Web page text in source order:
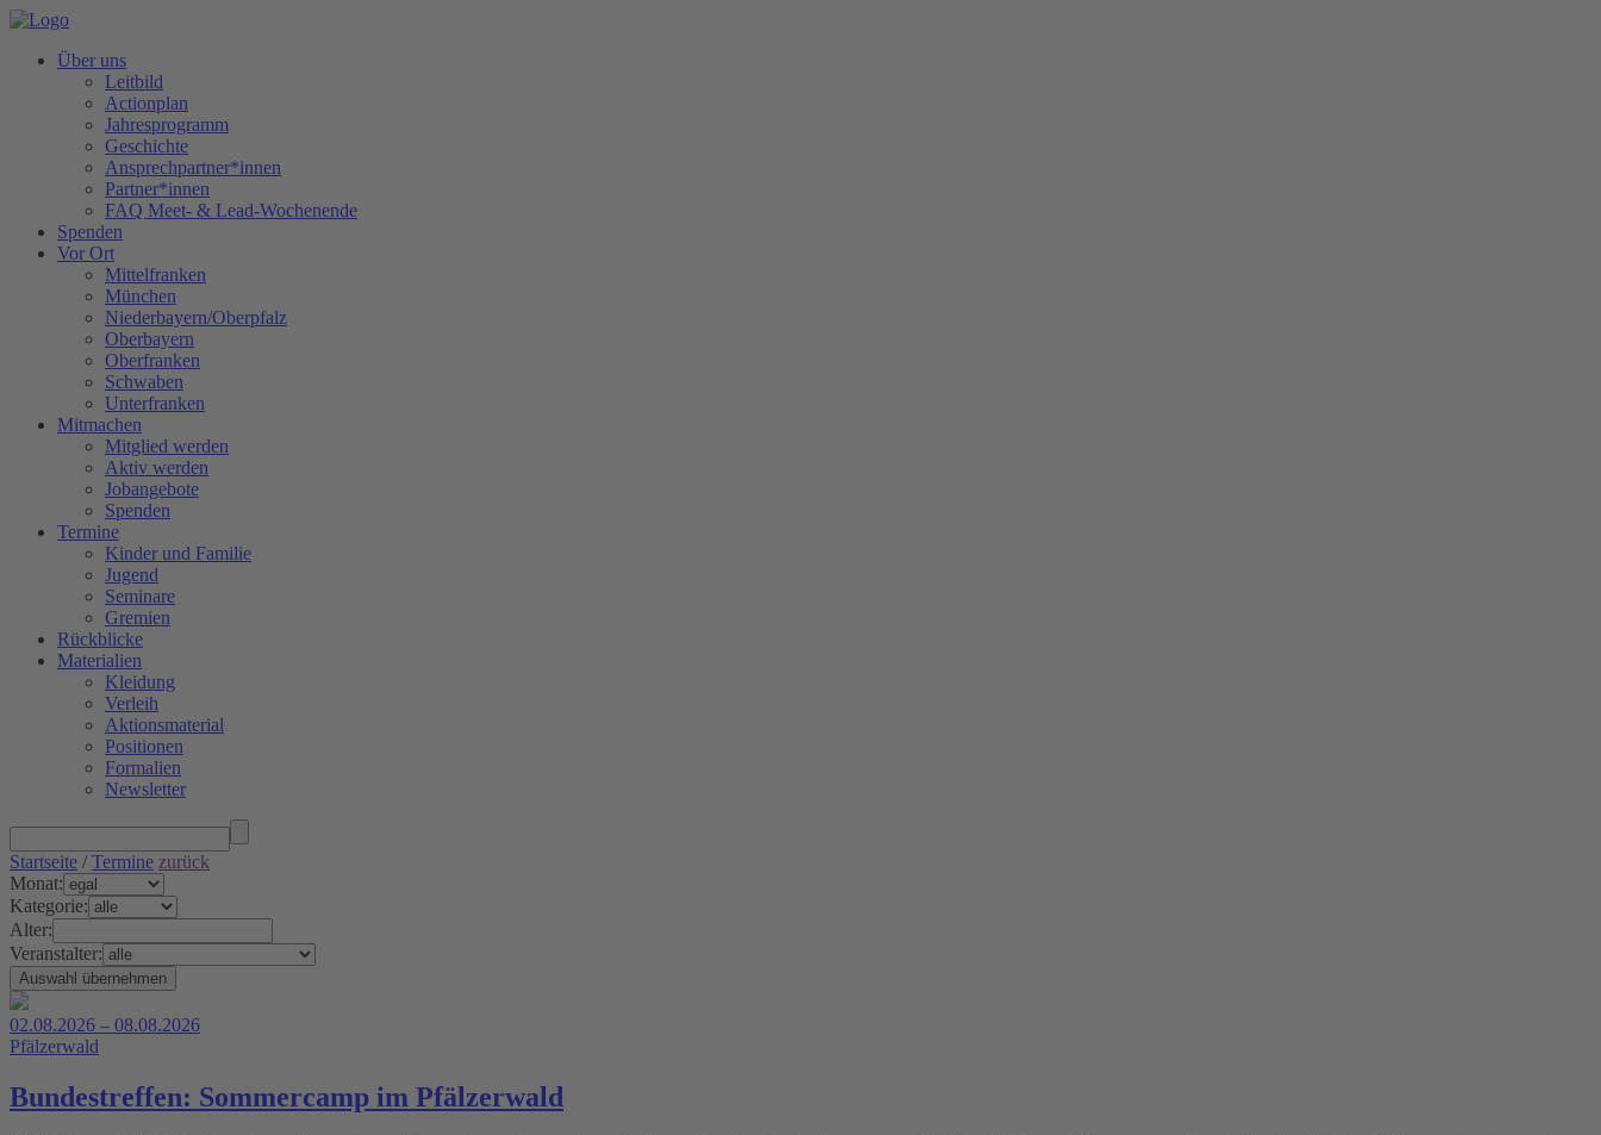
Über uns
Leitbild
Actionplan
Jahresprogramm
Geschichte
Ansprechpartner*innen
Partner*innen
FAQ Meet- & Lead-Wochenende
Spenden
Vor Ort
Mittelfranken
München
Niederbayern/Oberpfalz
Oberbayern
Oberfranken
Schwaben
Unterfranken
Mitmachen
Mitglied werden
Aktiv werden
Jobangebote
Spenden
Termine
Kinder und Familie
Jugend
Seminare
Gremien
Rückblicke
Materialien
Kleidung
Verleih
Aktionsmaterial
Positionen
Formalien
Newsletter
Startseite / Termine zurück
Monat:
Kategorie:
Alter:
Veranstalter:
02.08.2026 – 08.08.2026
Pfälzerwald
Bundestreffen: Sommercamp im Pfälzerwald